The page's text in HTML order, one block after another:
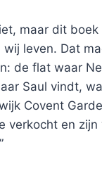
maar dit
leven. Dat
de flat waar
Saul vindt,
Covent
verkocht en zijn